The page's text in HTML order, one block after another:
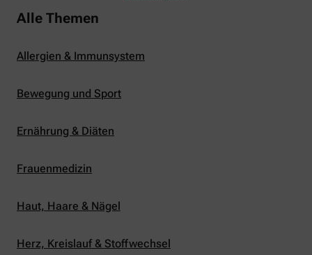
klettern und uns warme Tropennächte den Schlaf
rauben, sehnen wir uns oft nach einem
Alle Themen
Allergien & Immunsystem
Bewegung und Sport
Ernährung & Diäten
Frauenmedizin
Haut, Haare & Nägel
Herz, Kreislauf & Stoffwechsel